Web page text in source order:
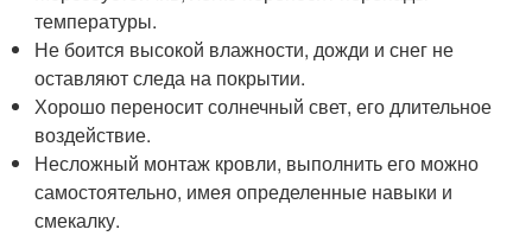
температуры.
Не боится высокой влажности, дожди и снег не
оставляют следа на покрытии.
Хорошо переносит солнечный свет, его длительное
воздействие.
Несложный монтаж кровли, выполнить его можно
самостоятельно, имея определенные навыки и
смекалку.